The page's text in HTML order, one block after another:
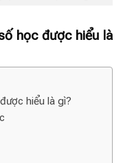
học được hiểu là
hiểu là gì?